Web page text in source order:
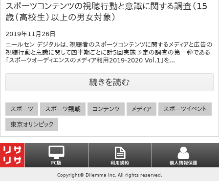
スポーツコンテンツの視聴行動と意識に関する調査（15
歳（高校生）以上の男女対象）
2019年11月26日
ニールセン デジタルは、視聴者のスポーツコンテンツに関するメディアと広告の
視聴行動と意識に関して四半期ごとに計5回実施予定の調査の第一弾である
「スポーツオーディエンスのメディア利用2019-2020 Vol.1」を...
続きを読む
スポーツ スポーツ観戦 コンテンツ メディア スポーツイベント
東京オリンピック
Copyright© Dilemma Inc. All rights reserved.